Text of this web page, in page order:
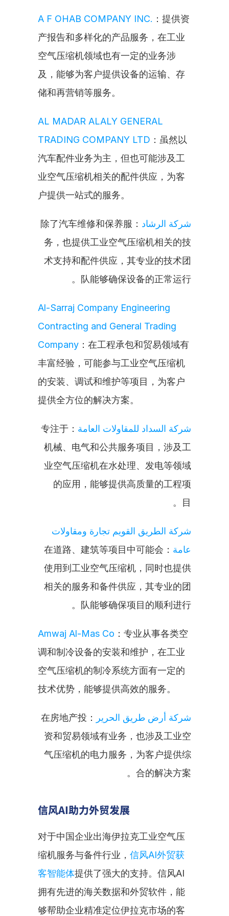
A F OHAB COMPANY INC. ：提供资
产报告和多样化的产品服务，在工业
空气压缩机领域也有一定的业务涉
及，能够为客户提供设备的运输、存
储和再营销等服务。
AL MADAR ALALY GENERAL
TRADING COMPANY LTD ：虽然以
汽车配件业务为主，但也可能涉及工
业空气压缩机相关的配件供应，为客
户提供一站式的服务。
شركة الرشاد
：除了汽车维修和保养服
务，也提供工业空气压缩机相关的技
术支持和配件供应，其专业的技术团
队能够确保设备的正常运行。
Al-Sarraj Company Engineering
Contracting and General Trading
Company ：在工程承包和贸易领域有
丰富经验，可能参与工业空气压缩机
的安装、调试和维护等项目，为客户
提供全方位的解决方案。
شركة السداد للمقاولات العامة
：专注于
机械、电气和公共服务项目，涉及工
业空气压缩机在水处理、发电等领域
的应用，能够提供高质量的工程项
目。
عامة
：在道路、建筑等项目中可能会
使用到工业空气压缩机，同时也提供
相关的服务和备件供应，其专业的团
队能够确保项目的顺利进行。
Amwaj Al-Mas Co ：专业从事各类空
调和制冷设备的安装和维护，在工业
空气压缩机的制冷系统方面有一定的
技术优势，能够提供高效的服务。
شركة أرض طريق الحرير
：在房地产投
资和贸易领域有业务，也涉及工业空
气压缩机的电力服务，为客户提供综
合的解决方案。
信风AI助力外贸发展
对于中国企业出海伊拉克工业空气压
缩机服务与备件行业， 信风AI外贸获
客智能体提供了强大的支持。信风AI
拥有先进的海关数据和外贸软件，能
够帮助企业精准定位伊拉克市场的客